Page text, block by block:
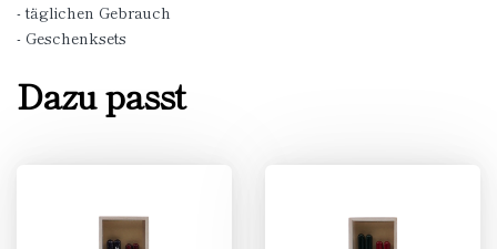
- täglichen Gebrauch
- Geschenksets
Dazu passt